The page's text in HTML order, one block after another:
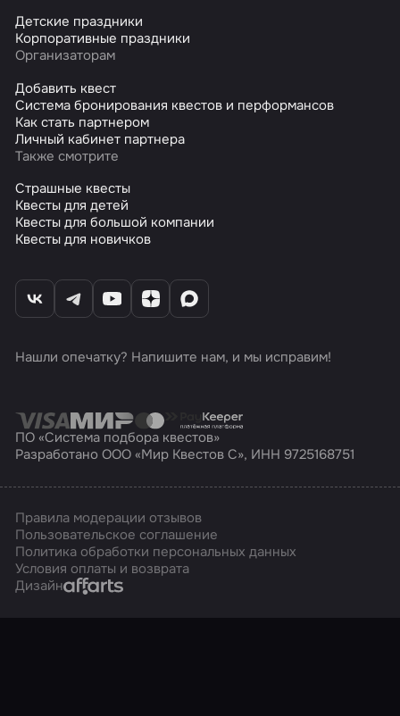
Детские праздники
Корпоративные праздники
Организаторам
Добавить квест
Система бронирования квестов и перформансов
Как стать партнером
Личный кабинет партнера
Также смотрите
Страшные квесты
Квесты для детей
Квесты для большой компании
Квесты для новичков
Нашли опечатку? Напишите нам, и мы исправим!
ПО «Система подбора квестов»
Разработано ООО «Мир Квестов С», ИНН 9725168751
Правила модерации отзывов
Пользовательское соглашение
Политика обработки персональных данных
Условия оплаты и возврата
ДизайнAffarts